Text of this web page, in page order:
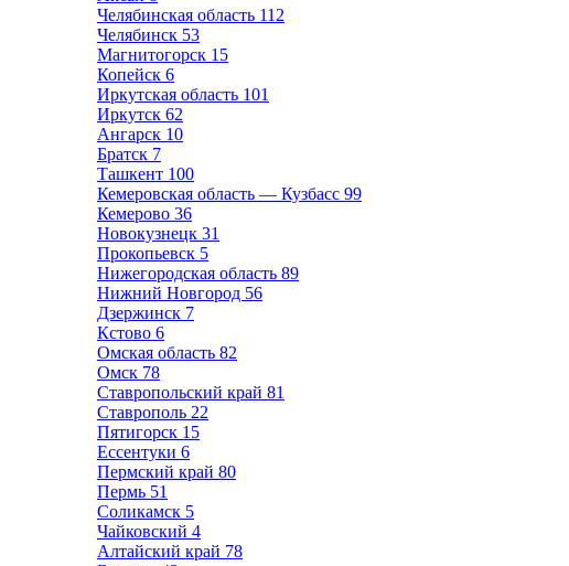
Челябинская область 112
Челябинск 53
Магнитогорск 15
Копейск 6
Иркутская область 101
Иркутск 62
Ангарск 10
Братск 7
Ташкент 100
Кемеровская область — Кузбасс 99
Кемерово 36
Новокузнецк 31
Прокопьевск 5
Нижегородская область 89
Нижний Новгород 56
Дзержинск 7
Кстово 6
Омская область 82
Омск 78
Ставропольский край 81
Ставрополь 22
Пятигорск 15
Ессентуки 6
Пермский край 80
Пермь 51
Соликамск 5
Чайковский 4
Алтайский край 78